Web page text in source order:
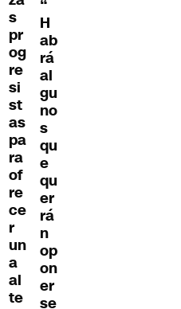
s
pr
og
re
si
st
as
pa
ra
of
re
ce
r
un
a
al
te
“
H
ab
rá
al
gu
no
s
qu
e
qu
er
rá
n
op
on
er
se